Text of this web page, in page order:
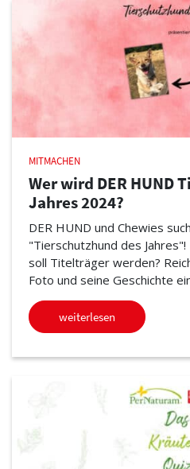
MITMACHEN
Wer wird DER HUND
Jahres 2024?
DER HUND und Chewies
"Tierschutzhund des Jahres"!
soll Titelträger werden?
Foto und seine Geschichte
weiterlesen